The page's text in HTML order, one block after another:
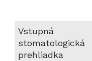
Vstupná
stomatologická
prehliadka